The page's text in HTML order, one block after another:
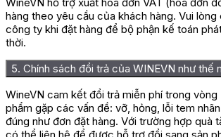
WineVN hỗ trợ xuất hóa đơn VAT (hóa đơn
hàng theo yêu cầu của khách hàng. Vui
công ty khi đặt hàng để bộ phận kế toán
thời.
5. Chính sách đổi trả của WINEVN như thế
WineVN cam kết đổi trả miễn phí trong vòng
phẩm gặp các vấn đề: vỡ, hỏng, lỗi tem
đúng như đơn đặt hàng. Với trường hợp quà